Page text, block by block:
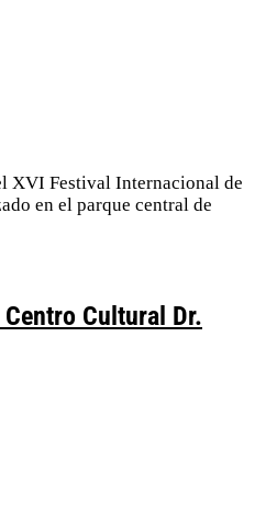
XVI Festival Internacional de
en el parque central de
Cultural Dr.